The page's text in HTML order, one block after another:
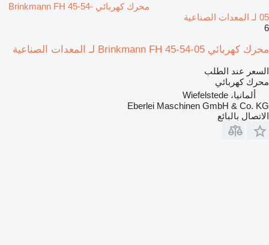
محرك كهربائي Brinkmann FH 45-54-
05 لـ المعدات الصناعية
6
محرك كهربائي Brinkmann FH 45-54-05 لـ المعدات الصناعية
السعر عند الطلب
محرك كهربائي
ألمانيا، Wiefelstede
Eberlei Maschinen GmbH & Co. KG
الاتصال بالبائع